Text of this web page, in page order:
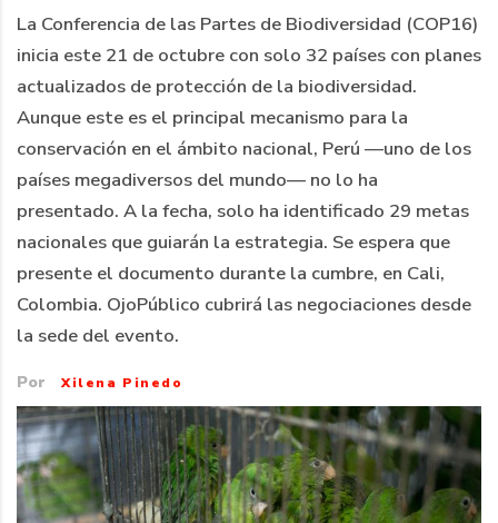
La Conferencia de las Partes de Biodiversidad (COP16)
inicia este 21 de octubre con solo 32 países con planes
actualizados de protección de la biodiversidad.
Aunque este es el principal mecanismo para la
conservación en el ámbito nacional, Perú —uno de los
países megadiversos del mundo— no lo ha
presentado. A la fecha, solo ha identificado 29 metas
nacionales que guiarán la estrategia. Se espera que
presente el documento durante la cumbre, en Cali,
Colombia. OjoPúblico cubrirá las negociaciones desde
la sede del evento.
Por Xilena Pinedo